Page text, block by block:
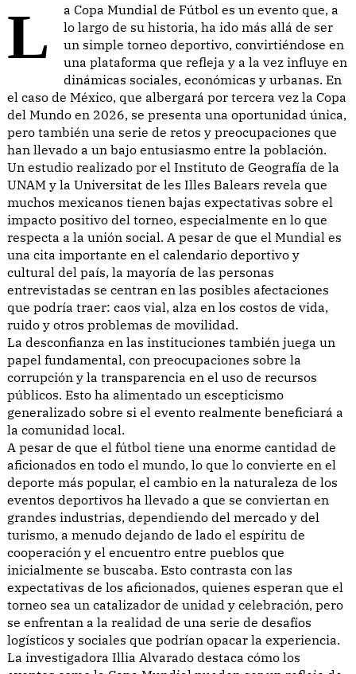
La Copa Mundial de Fútbol es un evento que, a
lo largo de su historia, ha ido más allá de ser
un simple torneo deportivo, convirtiéndose en
una plataforma que refleja y a la vez influye en
dinámicas sociales, económicas y urbanas. En
el caso de México, que albergará por tercera vez la Copa
del Mundo en 2026, se presenta una oportunidad única,
pero también una serie de retos y preocupaciones que
han llevado a un bajo entusiasmo entre la población.
Un estudio realizado por el Instituto de Geografía de la
UNAM y la Universitat de les Illes Balears revela que
muchos mexicanos tienen bajas expectativas sobre el
impacto positivo del torneo, especialmente en lo que
respecta a la unión social. A pesar de que el Mundial es
una cita importante en el calendario deportivo y
cultural del país, la mayoría de las personas
entrevistadas se centran en las posibles afectaciones
que podría traer: caos vial, alza en los costos de vida,
ruido y otros problemas de movilidad.
La desconfianza en las instituciones también juega un
papel fundamental, con preocupaciones sobre la
corrupción y la transparencia en el uso de recursos
públicos. Esto ha alimentado un escepticismo
generalizado sobre si el evento realmente beneficiará a
la comunidad local.
A pesar de que el fútbol tiene una enorme cantidad de
aficionados en todo el mundo, lo que lo convierte en el
deporte más popular, el cambio en la naturaleza de los
eventos deportivos ha llevado a que se conviertan en
grandes industrias, dependiendo del mercado y del
turismo, a menudo dejando de lado el espíritu de
cooperación y el encuentro entre pueblos que
inicialmente se buscaba. Esto contrasta con las
expectativas de los aficionados, quienes esperan que el
torneo sea un catalizador de unidad y celebración, pero
se enfrentan a la realidad de una serie de desafíos
logísticos y sociales que podrían opacar la experiencia.
La investigadora Illia Alvarado destaca cómo los